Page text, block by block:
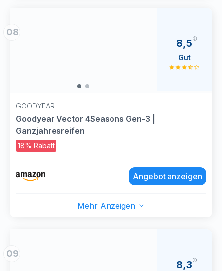
08
GOODYEAR
Goodyear Vector 4Seasons Gen-3 |
Ganzjahresreifen
18% Rabatt
8,5
Gut
Angebot anzeigen
Mehr Anzeigen
09
8,3